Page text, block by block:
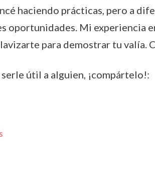
haciendo prácticas, pero a
oportunidades. Mi experiencia
para demostrar tu valía.
útil a alguien, ¡compártelo!: